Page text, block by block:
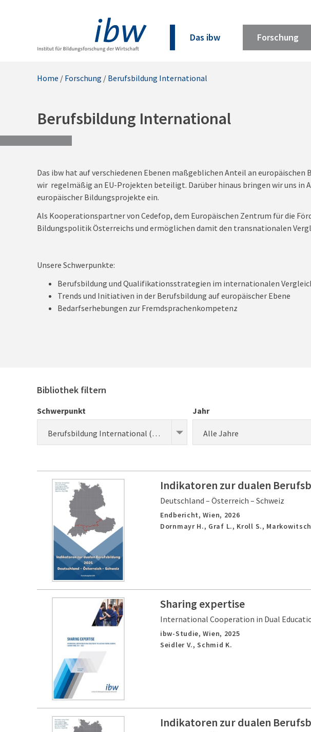
Das ibw Forschung
Home / Forschung / Berufsbildung International
Berufsbildung International
Das ibw hat auf verschiedenen Ebenen maßgeblichen Anteil an
wir regelmäßig an EU-Projekten beteiligt. Darüber hinaus bringen wir uns in
europäischer Bildungsprojekte ein.
Als Kooperationspartner von Cedefop, dem Europäischen Zentrum für die
Bildungspolitik Österreichs und ermöglichen damit den transnationalen
Unsere Schwerpunkte:
Berufsbildung und Qualifikationsstrategien im internationalen
Trends und Initiativen in der Berufsbildung auf europäischer Ebene
Bedarfserhebungen zur Fremdsprachenkompetenz
Bibliothek filtern
Schwerpunkt
Berufsbildung International (Forschung)
Jahr
Alle Jahre
Indikatoren zur dualen
Deutschland – Österreich – Schweiz
Endbericht,Wien, 2026
Dornmayr H., Graf L., Kroll S.,
Sharing expertise
International Cooperation in Dual
ibw-Studie,Wien, 2025
Seidler V., Schmid K.
Indikatoren zur dualen